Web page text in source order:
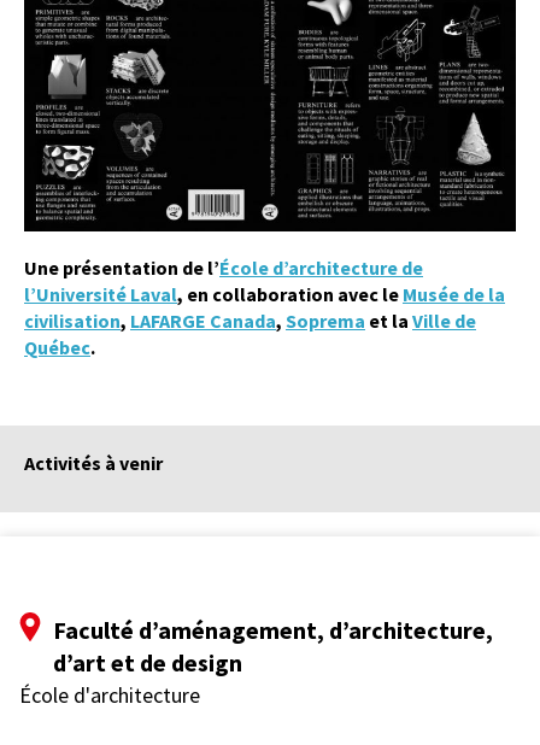
Une présentation de l’École d’architecture de
l’Université Laval, en collaboration avec le Musée de la
civilisation, LAFARGE Canada, Soprema et la Ville de
Québec.
Activités à venir
Faculté d’aménagement, d’architecture,
d’art et de design
École d'architecture